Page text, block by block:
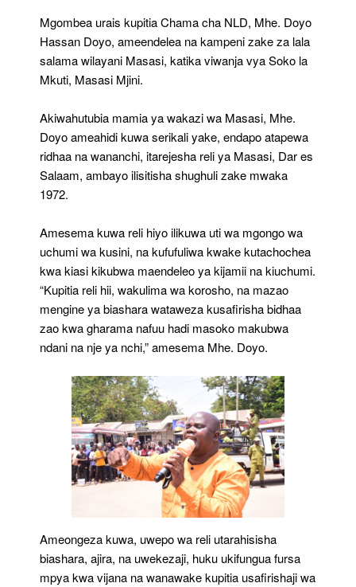
Kusini
Mgombea urais kupitia Chama cha NLD, Mhe. Doyo
Hassan Doyo, ameendelea na kampeni zake za lala
salama wilayani Masasi, katika viwanja vya Soko la
Mkuti, Masasi Mjini.
Akiwahutubia mamia ya wakazi wa Masasi, Mhe.
Doyo ameahidi kuwa serikali yake, endapo atapewa
ridhaa na wananchi, itarejesha reli ya Masasi, Dar es
Salaam, ambayo ilisitisha shughuli zake mwaka
1972.
Amesema kuwa reli hiyo ilikuwa uti wa mgongo wa
uchumi wa kusini, na kufufuliwa kwake kutachochea
kwa kiasi kikubwa maendeleo ya kijamii na kiuchumi.
“Kupitia reli hii, wakulima wa korosho, na mazao
mengine ya biashara wataweza kusafirisha bidhaa
zao kwa gharama nafuu hadi masoko makubwa
ndani na nje ya nchi,” amesema Mhe. Doyo.
Ameongeza kuwa, uwepo wa reli utarahisisha
biashara, ajira, na uwekezaji, huku ukifungua fursa
mpya kwa vijana na wanawake kupitia usafirishaji wa